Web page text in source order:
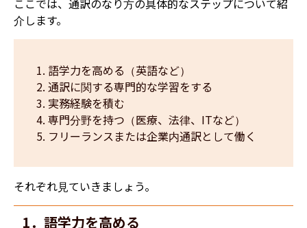
ここでは、通訳のなり方の具体的なステップについて紹
介します。
語学力を高める（英語など）
通訳に関する専門的な学習をする
実務経験を積む
専門分野を持つ（医療、法律、ITなど）
フリーランスまたは企業内通訳として働く
それぞれ見ていきましょう。
1．語学力を高める